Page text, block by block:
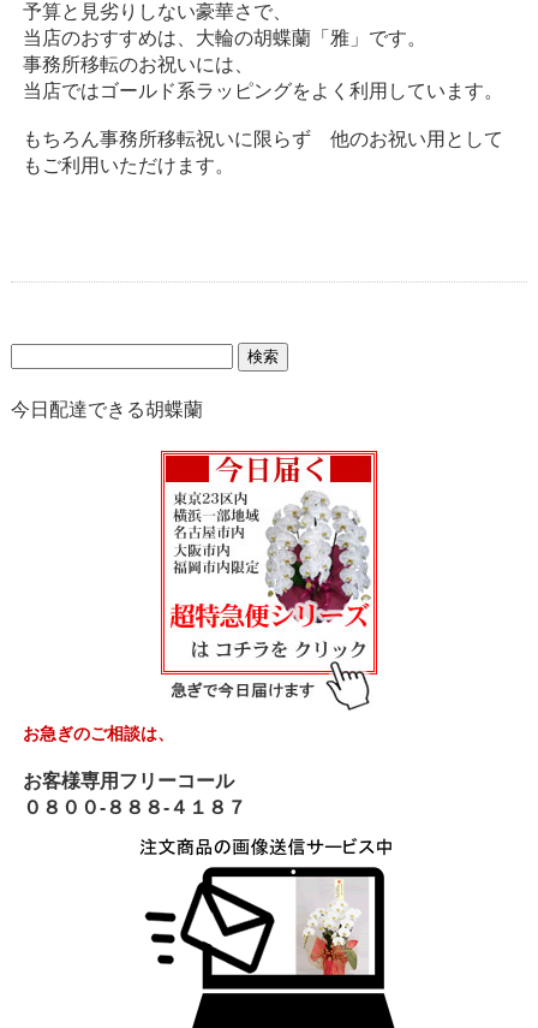
予算と見劣りしない豪華さで、
当店のおすすめは、大輪の胡蝶蘭「雅」です。
事務所移転のお祝いには、
当店ではゴールド系ラッピングをよく利用しています。
もちろん事務所移転祝いに限らず 他のお祝い用として
もご利用いただけます。
今日配達できる胡蝶蘭
お急ぎのご相談は、
お客様専用フリーコール
０８００-８８８-４１８７